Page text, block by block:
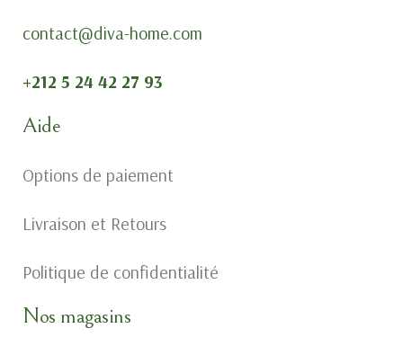
contact@diva-home.com
+212 5 24 42 27 93
Aide
Options de paiement
Livraison et Retours
Politique de confidentialité
Nos magasins